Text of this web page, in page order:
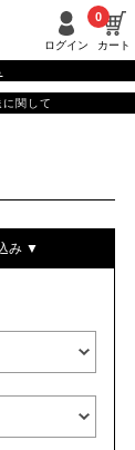
ログイン カート
0
関して
み ▼